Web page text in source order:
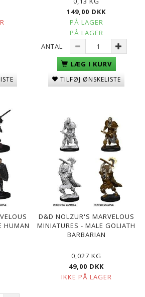
149,00 DKK
PÅ LAGER
PÅ LAGER
ANTAL
LÆG I KURV
TILFØJ ØNSKELISTE
HUMAN
D&D NOLZUR'S MARVELOUS
MINIATURES - MALE GOLIATH
BARBARIAN
0,027 KG
49,00 DKK
IKKE PÅ LAGER